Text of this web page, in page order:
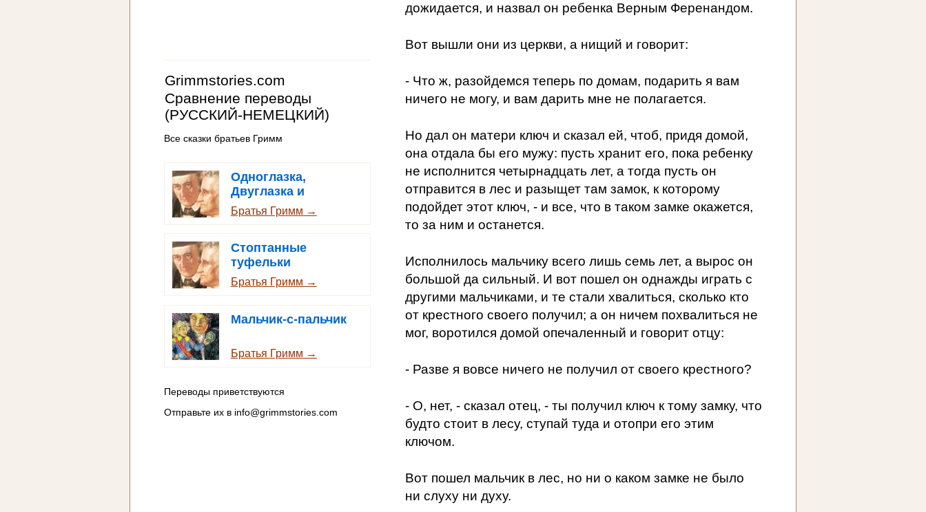
Grimmstories.com
Сравнение переводы
(РУССКИЙ-НЕМЕЦКИЙ)
Все сказки братьев Гримм
Одноглазка,
Двуглазка и
Трехглазка
Братья Гримм →
Стоптанные
туфельки
Братья Гримм →
Мальчик-с-пальчик
Братья Гримм →
Переводы приветствуются
Отправьте их в info@grimmstories.com
дожидается, и назвал он ребенка Верным Ференандом.
Вот вышли они из церкви, а нищий и говорит:
- Что ж, разойдемся теперь по домам, подарить я вам
ничего не могу, и вам дарить мне не полагается.
Но дал он матери ключ и сказал ей, чтоб, придя домой,
она отдала бы его мужу: пусть хранит его, пока ребенку
не исполнится четырнадцать лет, а тогда пусть он
отправится в лес и разыщет там замок, к которому
подойдет этот ключ, - и все, что в таком замке окажется,
то за ним и останется.
Исполнилось мальчику всего лишь семь лет, а вырос он
большой да сильный. И вот пошел он однажды играть с
другими мальчиками, и те стали хвалиться, сколько кто
от крестного своего получил; а он ничем похвалиться не
мог, воротился домой опечаленный и говорит отцу:
- Разве я вовсе ничего не получил от своего крестного?
- О, нет, - сказал отец, - ты получил ключ к тому замку, что
будто стоит в лесу, ступай туда и отопри его этим
ключом.
Вот пошел мальчик в лес, но ни о каком замке не было
ни слуху ни духу.